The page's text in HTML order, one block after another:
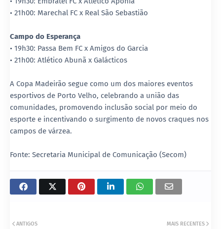
• 21h00: Marechal FC x Real São Sebastião
Campo do Esperança
• 19h30: Passa Bem FC x Amigos do Garcia
• 21h00: Atlético Abunã x Galácticos
A Copa Madeirão segue como um dos maiores eventos
esportivos de Porto Velho, celebrando a união das
comunidades, promovendo inclusão social por meio do
esporte e incentivando o surgimento de novos craques nos
campos de várzea.
Fonte: Secretaria Municipal de Comunicação (Secom)
MAIS RECENTES
ANTIGOS